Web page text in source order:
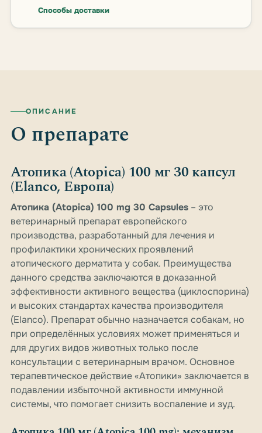
Способы доставки
ОПИСАНИЕ
О препарате
Атопика (Atopica) 100 мг 30 капсул
(Elanco, Европа)
Атопика (Atopica) 100 mg 30 Capsules – это
ветеринарный препарат европейского
производства, разработанный для лечения и
профилактики хронических проявлений
атопического дерматита у собак. Преимущества
данного средства заключаются в доказанной
эффективности активного вещества (циклоспорина)
и высоких стандартах качества производителя
(Elanco). Препарат обычно назначается собакам, но
при определённых условиях может применяться и
для других видов животных только после
консультации с ветеринарным врачом. Основное
терапевтическое действие «Атопики» заключается в
подавлении избыточной активности иммунной
системы, что помогает снизить воспаление и зуд.